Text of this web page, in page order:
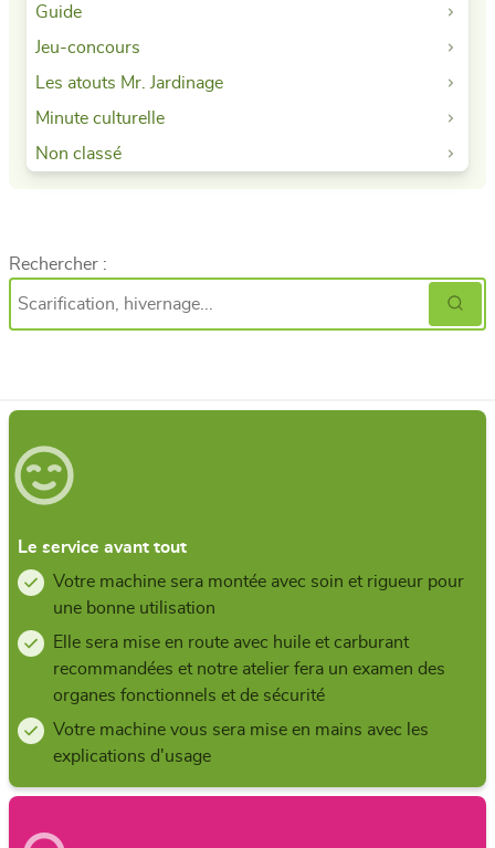
Guide
Jeu-concours
Les atouts Mr. Jardinage
Minute culturelle
Non classé
Rechercher :
Le service avant tout
Votre machine sera montée avec soin et rigueur pour
une bonne utilisation
Elle sera mise en route avec huile et carburant
recommandées et notre atelier fera un examen des
organes fonctionnels et de sécurité
Votre machine vous sera mise en mains avec les
explications d'usage